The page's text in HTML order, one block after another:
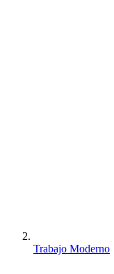
Trabajo Moderno